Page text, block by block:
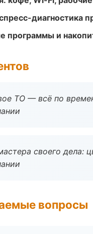
диагностика
программы и
ТО — всё по
своего дела:
вопросы